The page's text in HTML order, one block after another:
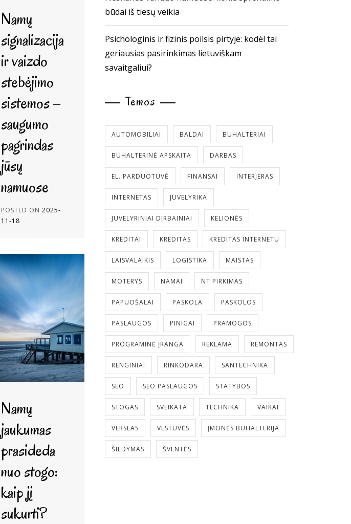
Namų
signalizacija
ir vaizdo
stebėjimo
sistemos –
saugumo
pagrindas
jūsų
namuose
POSTED ON 2025-
11-18
Namų
jaukumas
prasideda
nuo stogo:
kaip jį
sukurti?
būdai iš tiesų veikia
Psichologinis ir fizinis poilsis pirtyje: kodėl tai
geriausias pasirinkimas lietuviškam
savaitgaliui?
Temos
AUTOMOBILIAI BALDAI BUHALTERIAI
BUHALTERINĖ APSKAITA DARBAS
EL. PARDUOTUVĖ FINANSAI INTERJERAS
INTERNETAS JUVELYRIKA
JUVELYRINIAI DIRBAINIAI KELIONĖS
KREDITAI KREDITAS KREDITAS INTERNETU
LAISVALAIKIS LOGISTIKA MAISTAS
MOTERYS NAMAI NT PIRKIMAS
PAPUOŠALAI PASKOLA PASKOLOS
PASLAUGOS PINIGAI PRAMOGOS
PROGRAMINĖ ĮRANGA REKLAMA REMONTAS
RENGINIAI RINKODARA SANTECHNIKA
SEO SEO PASLAUGOS STATYBOS
STOGAS SVEIKATA TECHNIKA VAIKAI
VERSLAS VESTUVĖS ĮMONĖS BUHALTERIJA
ŠILDYMAS ŠVENTĖS